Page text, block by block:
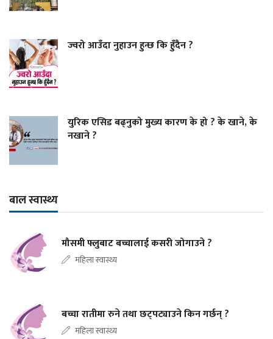
ज्वरो आउँदा नुहाउन हुन्छ कि हुँदैन ?
युरिक एसिड बढ्नुको मुख्य कारण के हो ? के खाने, के
नखाने ?
बाल स्वास्थ्य
मौसमी फ्लुबाट बच्चालाई कसरी जोगाउने ?
महिला स्वास्थ्य
बच्चा रातीमा रुने तथा छट्पट्याउने किन गर्छन् ?
महिला स्वास्थ्य